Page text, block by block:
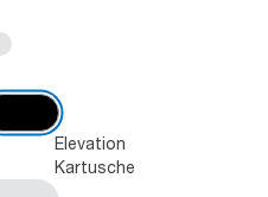
Elevation
Kartusche